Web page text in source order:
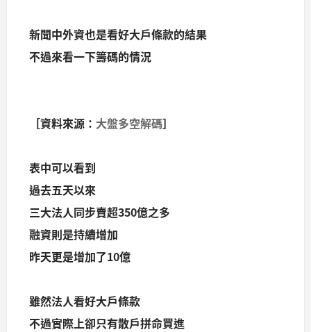
新聞中外資也是看好大戶條款的結果
不過來看一下籌碼的情況
［資料來源： 大盤多空解碼］
表中可以看到
過去五天以來
三大法人同步賣超350億之多
融資則是持續增加
昨天更是增加了10億
雖然法人看好大戶條款
不過實際上卻只有散戶拼命買進